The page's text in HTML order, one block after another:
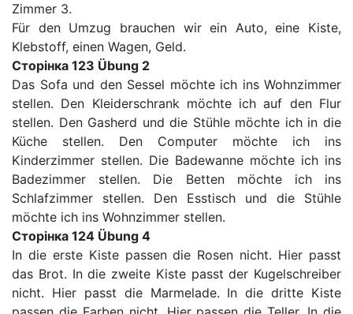
Zimmer 3.
Für den Umzug brauchen wir ein Auto, eine Kiste,
Klebstoff, einen Wagen, Geld.
Сторінка 123 Übung 2
Das Sofa und den Sessel möchte ich ins Wohnzimmer
stellen. Den Kleiderschrank möchte ich auf den Flur
stellen. Den Gasherd und die Stühle möchte ich in die
Küche stellen. Den Computer möchte ich ins
Kinderzimmer stellen. Die Badewanne möchte ich ins
Badezimmer stellen. Die Betten möchte ich ins
Schlafzimmer stellen. Den Esstisch und die Stühle
möchte ich ins Wohnzimmer stellen.
Сторінка 124 Übung 4
In die erste Kiste passen die Rosen nicht. Hier passt
das Brot. In die zweite Kiste passt der Kugelschreiber
nicht. Hier passt die Marmelade. In die dritte Kiste